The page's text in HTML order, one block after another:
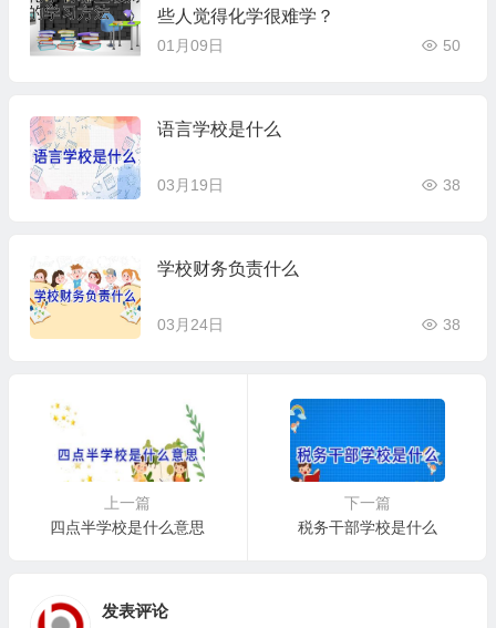
些人觉得化学很难学？
01月09日 50
语言学校是什么
03月19日 38
学校财务负责什么
03月24日 38
上一篇
四点半学校是什么意思
下一篇
税务干部学校是什么
发表评论